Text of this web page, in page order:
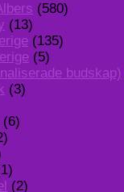
(580)
(13)
(135)
(5)
budskap)
(3)
(6)
(2)